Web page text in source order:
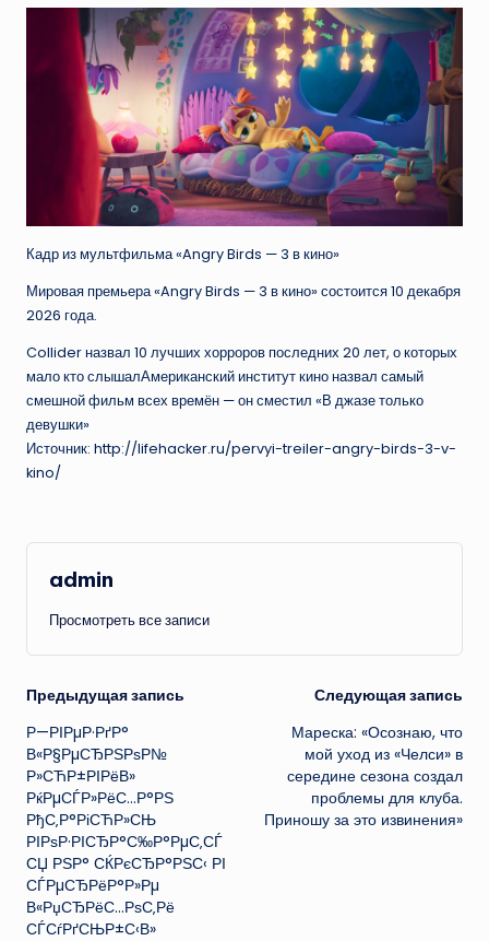
Кадр из мультфильма «Angry Birds — 3 в кино»
Мировая премьера «Angry Birds — 3 в кино» состоится 10 декабря
2026 года.
Collider назвал 10 лучших хорроров последних 20 лет, о которых
мало кто слышалАмериканский институт кино назвал самый
смешной фильм всех времён — он сместил «В джазе только
девушки»
Источник: http://lifehacker.ru/pervyi-treiler-angry-birds-3-v-
kino/
admin
Просмотреть все записи
Навигация
записи
Предыдущая запись
Р—РІРµР·РґР°
В«Р§РµСЂРЅРѕР№
Р»СЋР±РІРёВ»
РќРµСЃР»РёС…Р°РЅ
РђС‚Р°РіСЋР»СЊ
РІРѕР·РІСЂР°С‰Р°РµС‚СЃ
СЏ РЅР° СЌРєСЂР°РЅС‹ РІ
СЃРµСЂРёР°Р»Рµ
В«РџСЂРёС…РѕС‚Рё
СЃСѓРґСЊР±С‹В»
Следующая запись
Мареска: «Осознаю, что
мой уход из «Челси» в
середине сезона создал
проблемы для клуба.
Приношу за это извинения»